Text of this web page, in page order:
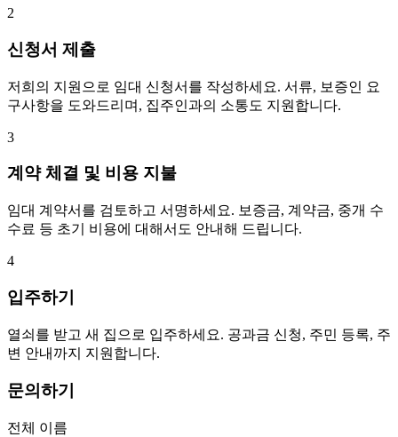
2
신청서 제출
저희의 지원으로 임대 신청서를 작성하세요. 서류, 보증인 요
구사항을 도와드리며, 집주인과의 소통도 지원합니다.
3
계약 체결 및 비용 지불
임대 계약서를 검토하고 서명하세요. 보증금, 계약금, 중개 수
수료 등 초기 비용에 대해서도 안내해 드립니다.
4
입주하기
열쇠를 받고 새 집으로 입주하세요. 공과금 신청, 주민 등록, 주
변 안내까지 지원합니다.
문의하기
전체 이름